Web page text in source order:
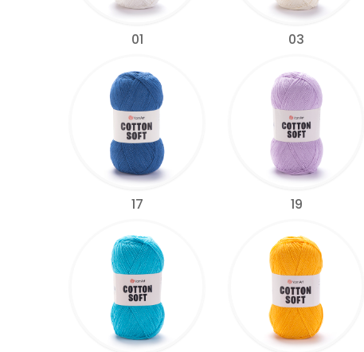
01 03
17 19